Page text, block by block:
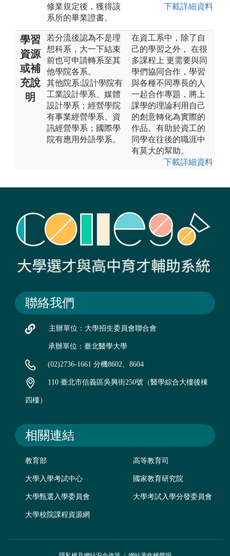
修業規定後，獲得該
系所的畢業證書。
下載詳細資料
學習
資源
或補
充說
明
若分流後認為不是理
想科系，大一下結束
前也可申請轉系至其
他學院各系。
其他院系:設計學院有
工業設計學系、媒體
設計學系；經營學院
有事業經營學系、資
訊經營學系；國際學
院有應用外語學系。
在資工系中，除了自
己的學習之外， 在很
多課程上 更需要與同
學們協同合作，學習
與各種不同專長的人
一起合作專題，將上
課學的理論利用自己
的創意轉化為實際的
作品。有助於資工的
同學在往後的職涯中
有莫大的幫助。
下載詳細資料
聯絡我們
主辦單位：大學招生委員會聯合會
承辦單位：臺北醫學大學
(02)2736-1661 分機8602、8604
110 臺北市信義區吳興街250號（醫學綜合大樓後棟
四樓）
相關連結
教育部 高等教育司
大學入學考試中心 國家教育研究院
大學甄選入學委員會 大學考試入學分發委員會
大學校院課程資源網